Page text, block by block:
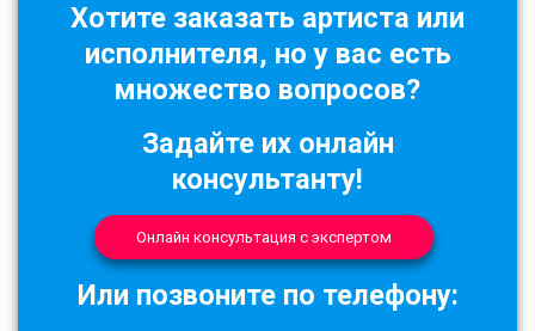
Хотите заказать артиста или
исполнителя, но у вас есть
множество вопросов?
Задайте их онлайн
консультанту!
Онлайн консультация с экспертом
Или позвоните по телефону: